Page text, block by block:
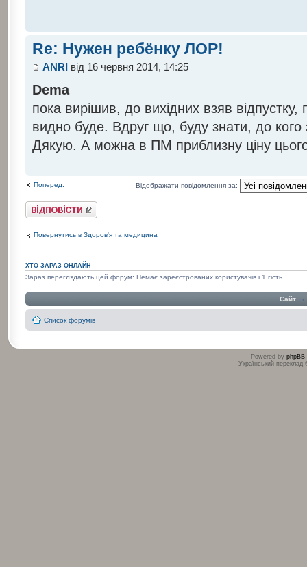
Re: Нужен ребёнку ЛОР!
ANRIвід 16 червня 2014, 14:25
Dema
пока вирішив, до вихідних взяв
видно буде. Вдруг що, буду знати, до
Дякую. А можна в ПМ приблизну ціну
Поперед. Відображати повідомлення за:
Відповісти
Повернутись в Здоров'я та медицина
ХТО ЗАРАЗ ОНЛАЙН
Зараз переглядають цей форум: Немає зареєстрованих користувачів і 1 гість
Сайт ‹
Список форумів
Powered by phpBB
Український